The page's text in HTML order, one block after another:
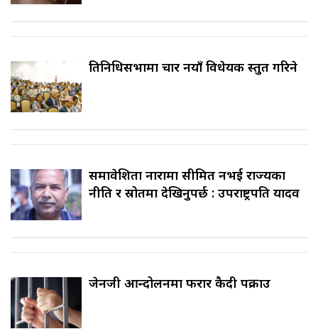
प्रतिनिधिसभामा चार नयाँ विधेयक प्रस्तुत गरिने
समावेशिता नारामा सीमित नभई राज्यका
नीति र स्रोतमा देखिनुपर्छ : उपराष्ट्रपति यादव
जेनजी आन्दोलनमा फरार कैदी पक्राउ